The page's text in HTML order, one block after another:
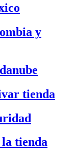
y
tienda
tienda